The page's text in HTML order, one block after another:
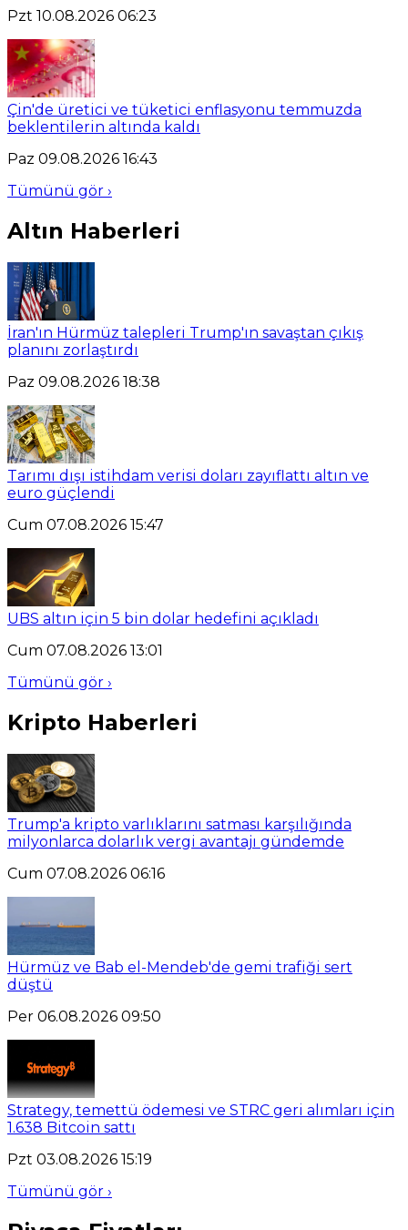
Pzt 10.08.2026 06:23
Çin'de üretici ve tüketici enflasyonu temmuzda
beklentilerin altında kaldı
Paz 09.08.2026 16:43
Tümünü gör ›
Altın Haberleri
İran'ın Hürmüz talepleri Trump'ın savaştan çıkış
planını zorlaştırdı
Paz 09.08.2026 18:38
Tarımı dışı istihdam verisi doları zayıflattı altın ve
euro güçlendi
Cum 07.08.2026 15:47
UBS altın için 5 bin dolar hedefini açıkladı
Cum 07.08.2026 13:01
Tümünü gör ›
Kripto Haberleri
Trump'a kripto varlıklarını satması karşılığında
milyonlarca dolarlık vergi avantajı gündemde
Cum 07.08.2026 06:16
Hürmüz ve Bab el-Mendeb'de gemi trafiği sert
düştü
Per 06.08.2026 09:50
Strategy, temettü ödemesi ve STRC geri alımları için
1.638 Bitcoin sattı
Pzt 03.08.2026 15:19
Tümünü gör ›